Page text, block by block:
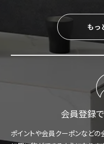
もっ
会員登録
ポイントや会員クーポンなど